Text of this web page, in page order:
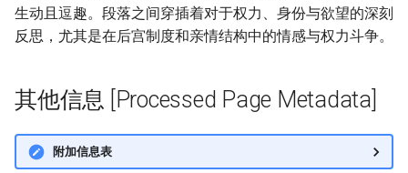
生动且逗趣。段落之间穿插着对于权力、身份与欲望的深刻
反思，尤其是在后宫制度和亲情结构中的情感与权力斗争。
其他信息 [Processed Page Metadata]
附加信息表